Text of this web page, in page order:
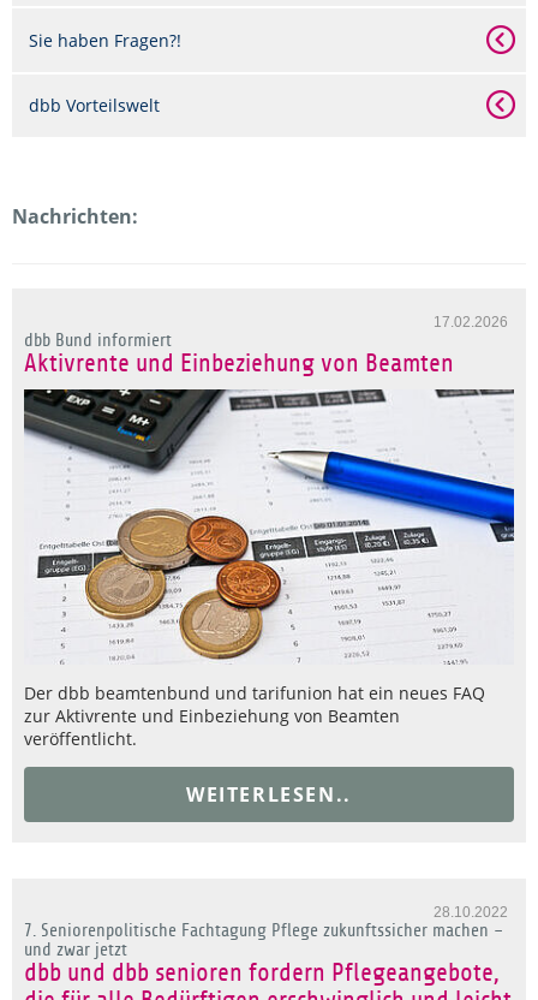
Sie haben Fragen?!
dbb Vorteilswelt
Nachrichten:
17.02.2026
dbb Bund informiert
Aktivrente und Einbeziehung von Beamten
Der dbb beamtenbund und tarifunion hat ein neues FAQ
zur Aktivrente und Einbeziehung von Beamten
veröffentlicht.
WEITERLESEN..
28.10.2022
7. Seniorenpolitische Fachtagung Pflege zukunftssicher machen –
und zwar jetzt
dbb und dbb senioren fordern Pflegeangebote,